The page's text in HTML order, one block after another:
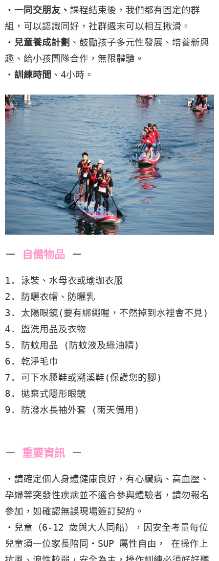
・ 一同交朋友、 課程結束後，我們都有固定的群
組，可以認識同好，社群週末可以相互揪滑。
・ 兒童養成計劃 、鼓勵孩子多元性發展、培養新興
趣、給小孩團隊合作，無限體驗。
・ 訓練時間 、4小時。
－ 自備物品 －
1. 泳裝、水母衣或瑜珈衣服
2. 防曬衣帽、防曬乳
3. 太陽眼鏡(要有綁繩喔，不然掉到水裡會不見)
4. 盥洗用品及衣物
5. 防蚊用品 (防蚊液及綠油精)
6. 乾淨毛巾
7. 可下水膠鞋或溯溪鞋(保護您的腳)
8. 拋棄式隱形眼鏡
9. 防潑水長袖外套 (雨天備用)
－ 重要資訊 －
・請確定個人身體健康良好，有心臟病、高血壓、
孕婦等突發性疾病並不適合參與體驗者，請勿報名
參加，如確認無誤現場簽訂契約。
・兒童（6-12 歲與大人同船），因安全考量每位
兒童須一位家長陪同・SUP 屬性自由， 在操作上